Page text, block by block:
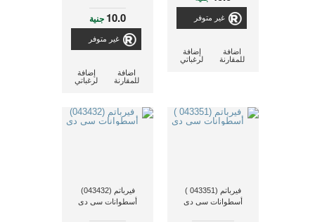
غير متوفر
إضافة
لرغباتي
اضافة
للمقارنة
10.0 جنية
غير متوفر
إضافة
لرغباتي
اضافة
للمقارنة
فيرباتم (043351 )
أسطوانات سى دى
فيرباتم (043432)
أسطوانات سى دى